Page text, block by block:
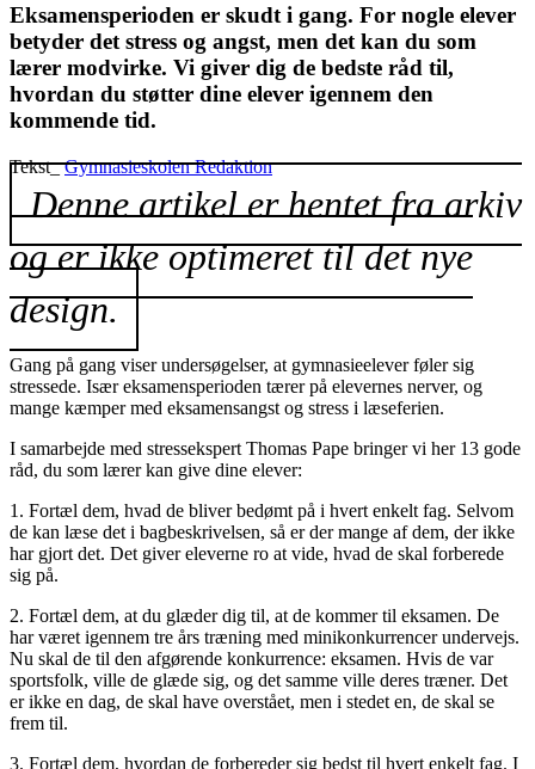
Eksamensperioden er skudt i gang. For nogle elever
betyder det stress og angst, men det kan du som
lærer modvirke. Vi giver dig de bedste råd til,
hvordan du støtter dine elever igennem den
kommende tid.
Tekst_Gymnasieskolen Redaktion
Denne artikel er hentet fra arkiv
og er ikke optimeret til det nye
design.
Gang på gang viser undersøgelser, at gymnasieelever føler sig
stressede. Især eksamensperioden tærer på elevernes nerver, og
mange kæmper med eksamensangst og stress i læseferien.
I samarbejde med stressekspert Thomas Pape bringer vi her 13 gode
råd, du som lærer kan give dine elever:
1. Fortæl dem, hvad de bliver bedømt på i hvert enkelt fag. Selvom
de kan læse det i bagbeskrivelsen, så er der mange af dem, der ikke
har gjort det. Det giver eleverne ro at vide, hvad de skal forberede
sig på.
2. Fortæl dem, at du glæder dig til, at de kommer til eksamen. De
har været igennem tre års træning med minikonkurrencer undervejs.
Nu skal de til den afgørende konkurrence: eksamen. Hvis de var
sportsfolk, ville de glæde sig, og det samme ville deres træner. Det
er ikke en dag, de skal have overstået, men i stedet en, de skal se
frem til.
3. Fortæl dem, hvordan de forbereder sig bedst til hvert enkelt fag. I